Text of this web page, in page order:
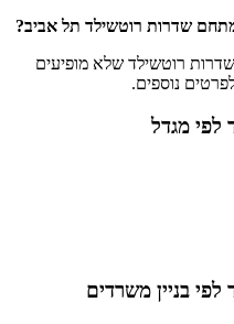
שדרות רוטשילד תל אביב?
רוטשילד שלא מופיעים
נוספים.
לפי מגדל
בניין משרדים